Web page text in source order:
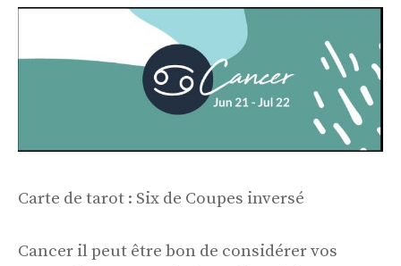
Carte de tarot : Six de Coupes inversé
Cancer il peut être bon de considérer vos